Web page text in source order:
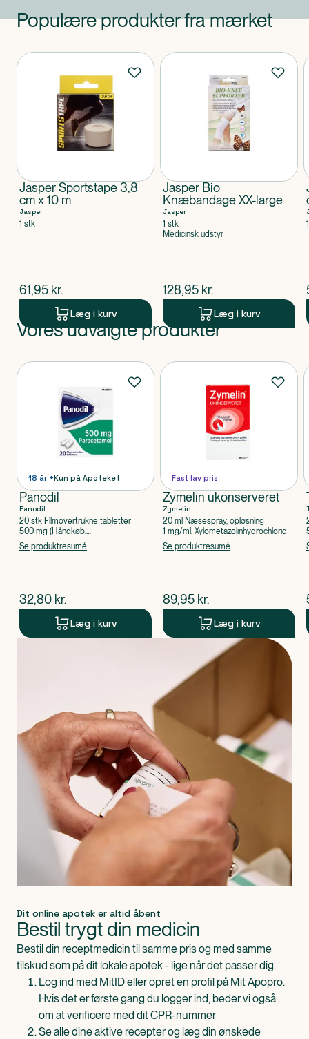
Populære produkter fra mærket
Produkter
Jasper Sportstape 3,8
cm x 10 m
Jasper
1 stk
$nuværende pris
61,95 kr.
Læg i kurv
Jasper Bio
Knæbandage XX-large
Jasper
1 stk
Medicinsk udstyr
$nuværende pris
128,95 kr.
Læg i kurv
Produkt 1 af 0
Vores udvalgte produkter
Produkter
18 år +Kun på Apoteket
Panodil
Panodil
20 stk Filmovertrukne tabletter
500 mg (Håndkøb,
apoteksforbeholdt), Paracetamol
Se produktresumé
$nuværende pris
32,80 kr.
Læg i kurv
Fast lav pris
Zymelin ukonserveret
Zymelin
20 ml Næsespray, opløsning
1 mg/ml, Xylometazolinhydrochlorid
Se produktresumé
$nuværende pris
89,95 kr.
Læg i kurv
Dit online apotek er altid åbent
Bestil trygt din medicin
Bestil din receptmedicin til samme pris og med samme
tilskud som på dit lokale apotek - lige når det passer dig.
Log ind med MitID eller opret en profil på Mit Apopro.
Hvis det er første gang du logger ind, beder vi også
om at verificere med dit CPR-nummer
Se alle dine aktive recepter og læg din ønskede